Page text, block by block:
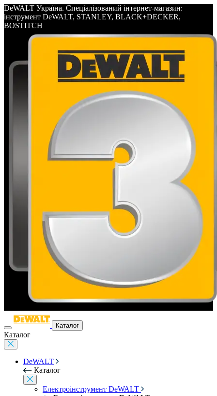
DeWALT Україна. Спеціалізований інтернет-магазин:
інструмент DeWALT, STANLEY, BLACK+DECKER,
BOSTITCH
Каталог
Каталог
DeWALT
Каталог
Електроінструмент DeWALT